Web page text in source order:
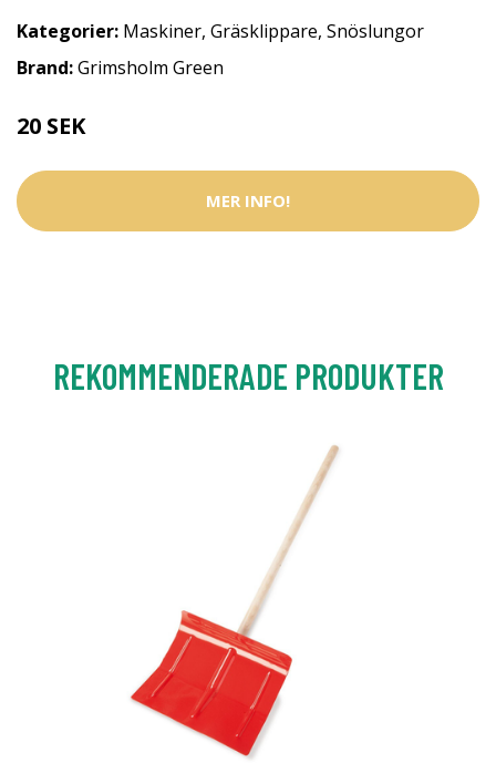
Kategorier: Maskiner, Gräsklippare, Snöslungor
Brand:Grimsholm Green
20 SEK
MER INFO!
REKOMMENDERADE PRODUKTER